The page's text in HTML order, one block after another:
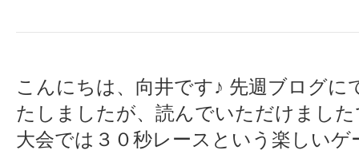
こんにちは、向井です♪ 先週ブログに
たしましたが、読んでいただけまし
大会では３０秒レースという楽しい